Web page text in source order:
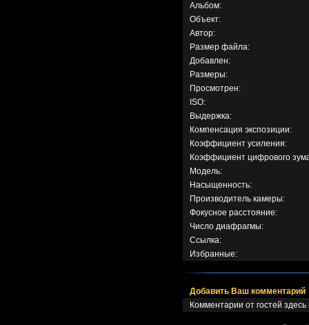
Альбом:
Объект:
Автор:
Размер файла:
Добавлен:
Размеры:
Просмотрен:
ISO:
Выдержка:
Компенсация экспозиции:
Коэффициент усиления:
Коэффициент цифрового
Модель:
Насыщенность:
Производитель камеры:
Фокусное расстояние:
Число диафрагмы:
Ссылка:
Избранные:
Добавить Ваш комментарий
Комментарии от гостей